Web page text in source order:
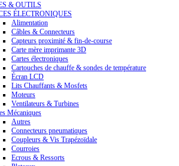
& OUTILS
ÉLECTRONIQUES
Alimentation
Câbles & Connecteurs
Capteurs proximité & fin-de-course
Carte mère imprimante 3D
Cartes électroniques
Cartouches de chauffe & sondes de température
Écran LCD
Lits Chauffants & Mosfets
Moteurs
Ventilateurs & Turbines
Mécaniques
Autres
Connecteurs pneumatiques
Coupleurs & Vis Trapézoïdale
Courroies
Ecrous & Ressorts